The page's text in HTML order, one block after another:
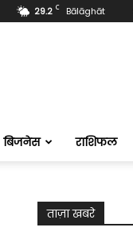
29.2 C Bālāghāt
बिजनेस राशिफल
ताज़ा खबरे